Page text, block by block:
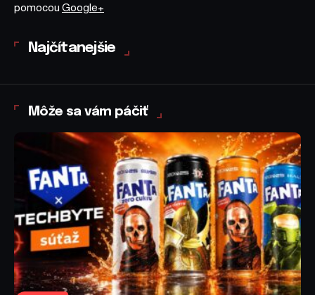
pomocou Google+
Najčítanejšie
Môže sa vám páčiť